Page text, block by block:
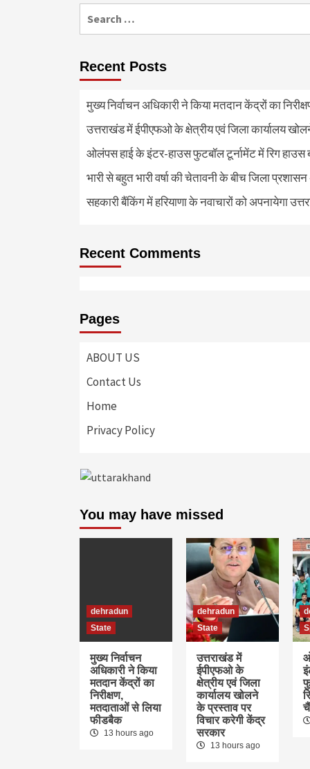
Recent Posts
मुख्य निर्वाचन अधिकारी ने किया मतदान केंद्रों का
उत्तराखंड में ईपीएफओ के क्षेत्रीय एवं जिला कार्यालय
ओलंपस हाई के इंटर-हाउस फुटबॉल टूर्नामेंट में रिग हाउस
भारी से बहुत भारी वर्षा की चेतावनी के बीच जिला
सहकारी बैंकिंग में हरियाणा के नवाचारों को अपनायेगा
Recent Comments
Pages
ABOUT US
Contact Us
Home
Privacy Policy
You may have missed
dehradun
State
मुख्य निर्वाचन
अधिकारी ने किया
मतदान केंद्रों का
निरीक्षण,
मतदाताओं से लिया
फीडबैक
13 hours ago
dehradun
State
उत्तराखंड में
ईपीएफओ के
क्षेत्रीय एवं जिला
कार्यालय खोलने
के प्रस्ताव पर
विचार करेगी केंद्र
सरकार
13 hours ago